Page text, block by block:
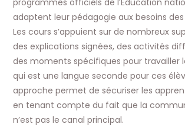
programmes officiels de l’Éducation
adaptent leur pédagogie aux besoins des
Les cours s’appuient sur de nombreux
des explications signées, des activités
des moments spécifiques pour travailler
qui est une langue seconde pour ces
approche permet de sécuriser les
en tenant compte du fait que la
n’est pas le canal principal.